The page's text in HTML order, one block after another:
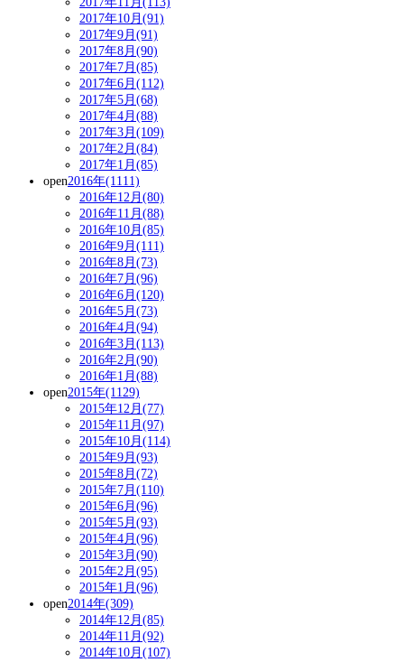
2017年10月(91)
2017年9月(91)
2017年8月(90)
2017年7月(85)
2017年6月(112)
2017年5月(68)
2017年4月(88)
2017年3月(109)
2017年2月(84)
2017年1月(85)
open2016年(1111)
2016年12月(80)
2016年11月(88)
2016年10月(85)
2016年9月(111)
2016年8月(73)
2016年7月(96)
2016年6月(120)
2016年5月(73)
2016年4月(94)
2016年3月(113)
2016年2月(90)
2016年1月(88)
open2015年(1129)
2015年12月(77)
2015年11月(97)
2015年10月(114)
2015年9月(93)
2015年8月(72)
2015年7月(110)
2015年6月(96)
2015年5月(93)
2015年4月(96)
2015年3月(90)
2015年2月(95)
2015年1月(96)
open2014年(309)
2014年12月(85)
2014年11月(92)
2014年10月(107)